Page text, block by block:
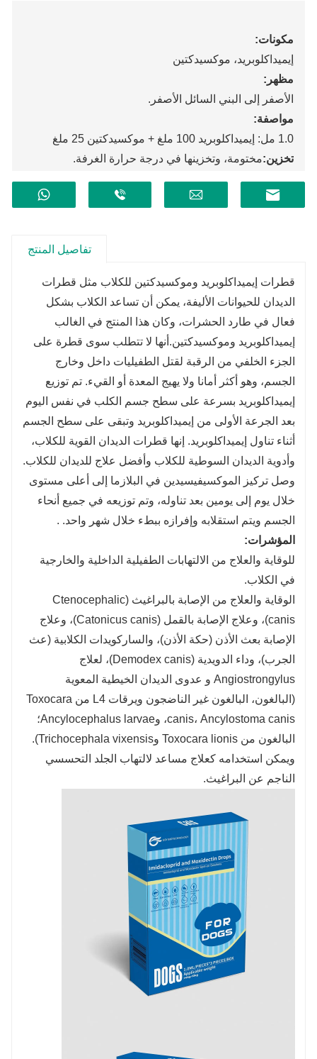
مكونات:
إيميداكلوبريد، موكسيدكتين
مظهر:
الأصفر إلى البني السائل الأصفر.
مواصفة:
1.0 مل: إيميداكلوبريد 100 ملغ + موكسيدكتين 25 ملغ
تخزين:مختومة، وتخزينها في درجة حرارة الغرفة.
تفاصيل المنتج
قطرات إيميداكلوبريد وموكسيدكتين للكلاب مثل قطرات
الديدان للحيوانات الأليفة، يمكن أن تساعد الكلاب بشكل
فعال في طارد الحشرات، وكان هذا المنتج في الغالب
إيميداكلوبريد وموكسيدكتين. أنها لا تتطلب سوى قطرة على
الجزء الخلفي من الرقبة لقتل الطفيليات داخل وخارج
الجسم، وهو أكثر أمانا ولا يهيج المعدة أو القيء. تم توزيع
إيميداكلوبريد بسرعة على سطح جسم الكلب في نفس اليوم
بعد الجرعة الأولى من إيميداكلوبريد وتبقى على سطح الجسم
أثناء تناول إيميداكلوبريد. إنها قطرات الديدان القوية للكلاب،
وأدوية الديدان السوطية للكلاب وأفضل علاج للديدان للكلاب.
وصل تركيز الموكسيفيسيدين في البلازما إلى أعلى مستوى
خلال يوم إلى يومين بعد تناوله، وتم توزيعه في جميع أنحاء
الجسم ويتم استقلابه وإفرازه ببطء خلال شهر واحد. .
المؤشرات:
للوقاية والعلاج من الالتهابات الطفيلية الداخلية والخارجية
في الكلاب.
الوقاية والعلاج من الإصابة بالبراغيث (Ctenocephalic
canis)، وعلاج الإصابة بالقمل (Catonicus canis)، وعلاج
الإصابة بعث الأذن (حكة الأذن)، والساركويدات الكلابية (عث
الجرب)، وداء الدويدية (Demodex canis)، لعلاج
Angiostrongylus و عدوى الديدان الخيطية المعوية
(البالغون، البالغون غير الناضجون ويرقات L4 من Toxocara
canis، Ancylostoma canis، وAncylocephalus larvae؛
البالغون من Toxocara lionis وTrichocephala vixensis).
ويمكن استخدامه كعلاج مساعد لالتهاب الجلد التحسسي
الناجم عن البراغيث.